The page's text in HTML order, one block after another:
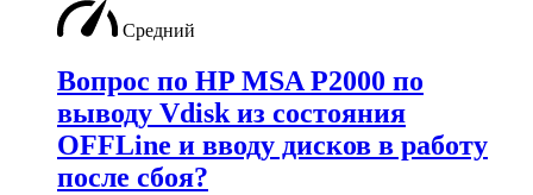
Средний
Вопрос по HP MSA P2000 по
выводу Vdisk из состояния
OFFLine и вводу дисков в работу
после сбоя?